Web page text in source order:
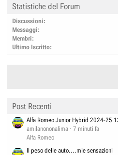
Statistiche del Forum
Discussioni
Messaggi
Membri
Ultimo Iscritto
Post Recenti
Alfa Romeo Junior Hybrid 2024-25
amilanononalima
7 minuti fa
Alfa Romeo
Il peso delle auto....mie sensazioni